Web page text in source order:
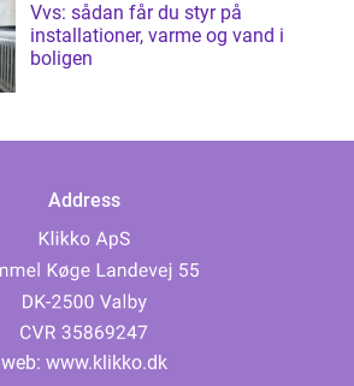
Vvs: sådan får du styr på
installationer, varme og vand i
boligen
Address
web: www.klikko.dk